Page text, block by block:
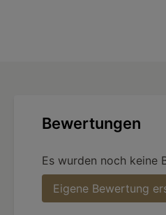
Bewertungen
Es wurden noch keine
Eigene Bewertung